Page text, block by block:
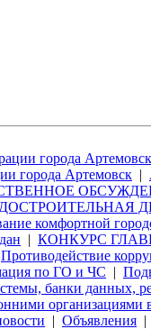
города Артемовск
города Артемовск |
комфортной
| КОНКУРС
Противодействие
по ГО и ЧС |
банки данных,
организациями
| Объявления |